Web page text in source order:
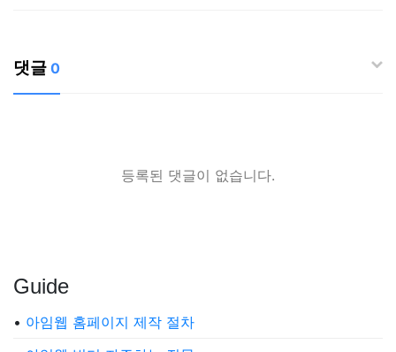
댓글 0
등록된 댓글이 없습니다.
Guide
• 아임웹 홈페이지 제작 절차